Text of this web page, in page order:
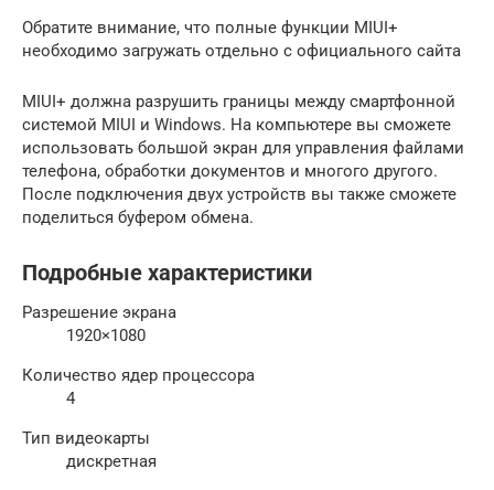
Обратите внимание, что полные функции MIUI+
необходимо загружать отдельно с официального сайта
MIUI+ должна разрушить границы между смартфонной
системой MIUI и Windows. На компьютере вы сможете
использовать большой экран для управления файлами
телефона, обработки документов и многого другого.
После подключения двух устройств вы также сможете
поделиться буфером обмена.
Подробные характеристики
Разрешение экрана
1920×1080
Количество ядер процессора
4
Тип видеокарты
дискретная